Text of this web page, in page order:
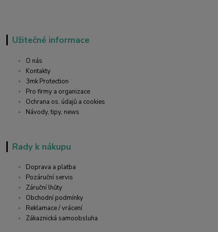
Užitečné informace
O nás
Kontakty
3mk Protection
Pro firmy a organizace
Ochrana os. údajů a cookies
Návody, tipy, news
Rady k nákupu
Doprava a platba
Pozáruční servis
Záruční lhůty
Obchodní podmínky
Reklamace / vrácení
Zákaznická samoobsluha